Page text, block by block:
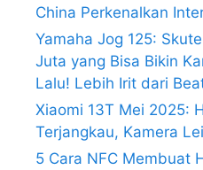
China Perkenalkan
Yamaha Jog 125:
Juta yang Bisa Bikin
Lalu! Lebih Irit dari
Xiaomi 13T Mei 2025:
Terjangkau, Kamera
5 Cara NFC Membuat